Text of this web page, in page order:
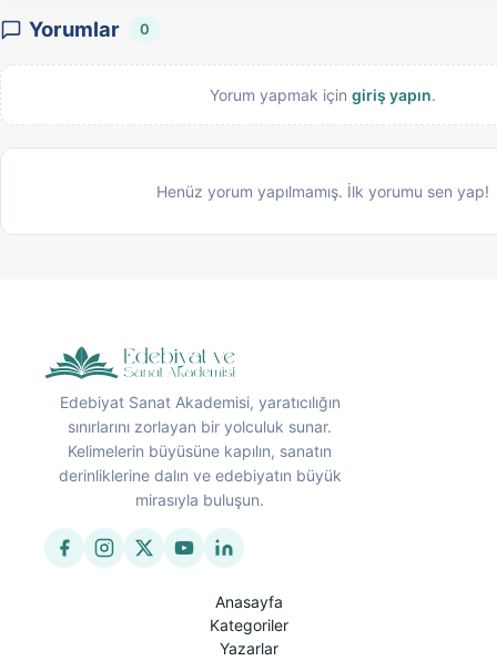
Yorumlar 0
Yorum yapmak için giriş yapın.
Henüz yorum yapılmamış. İlk yorumu sen yap!
Edebiyat Sanat Akademisi, yaratıcılığın
sınırlarını zorlayan bir yolculuk sunar.
Kelimelerin büyüsüne kapılın, sanatın
derinliklerine dalın ve edebiyatın büyük
mirasıyla buluşun.
Anasayfa
Kategoriler
Yazarlar